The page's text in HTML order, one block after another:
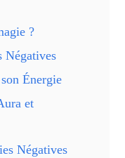
?
Négatives
Énergie
et
Négatives